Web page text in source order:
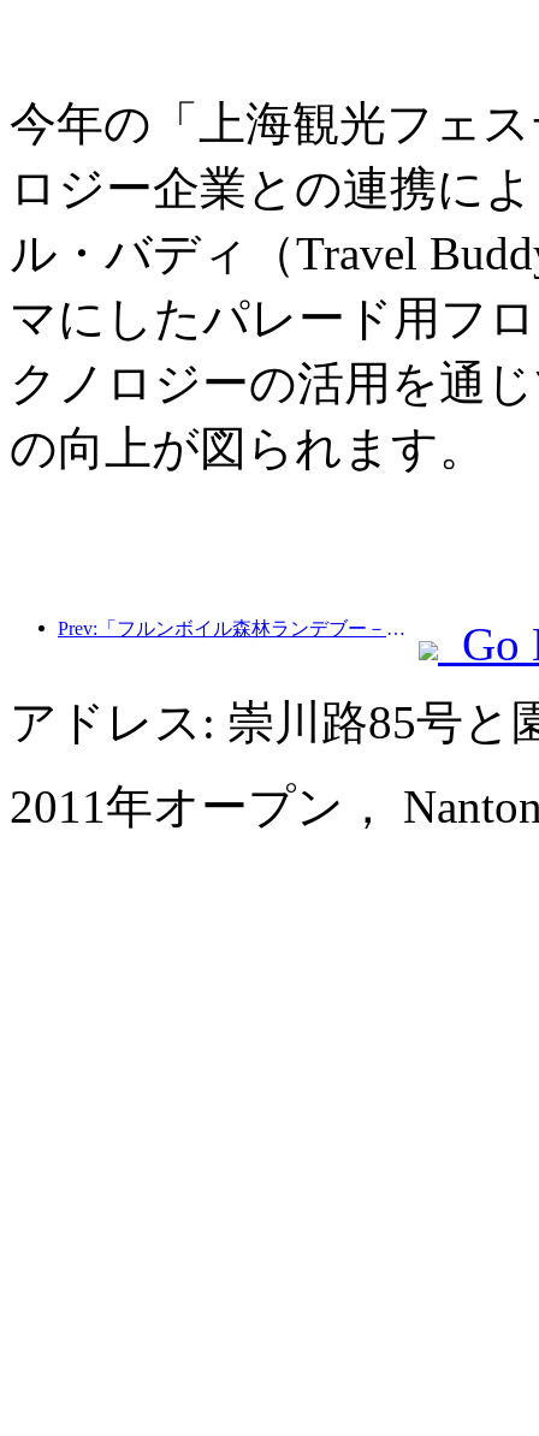
今年の「上海観光フェ
ロジー企業との連携に
ル・バディ（Travel
マにしたパレード用フ
クノロジーの活用を通
の向上が図られます。
Prev:「フルンボイル森林ランデブー－大興安嶺エクスプレス－星光列車－天一旅」観光列車が初運行を行った。
Go
アドレス: 崇川路85号と
2011年オープン，